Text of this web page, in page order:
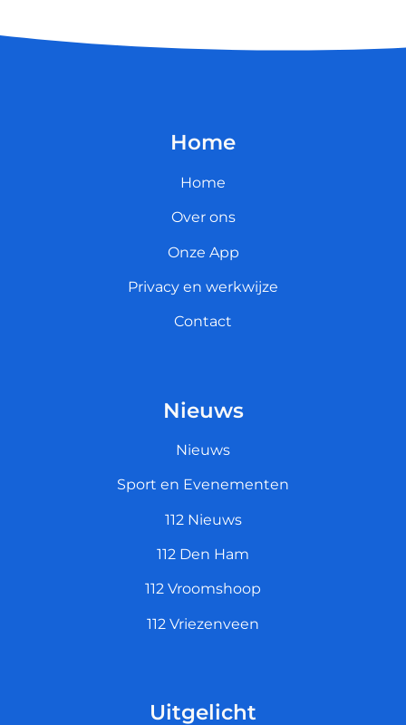
Home
Home
Over ons
Onze App
Privacy en werkwijze
Contact
Nieuws
Nieuws
Sport en Evenementen
112 Nieuws
112 Den Ham
112 Vroomshoop
112 Vriezenveen
Uitgelicht